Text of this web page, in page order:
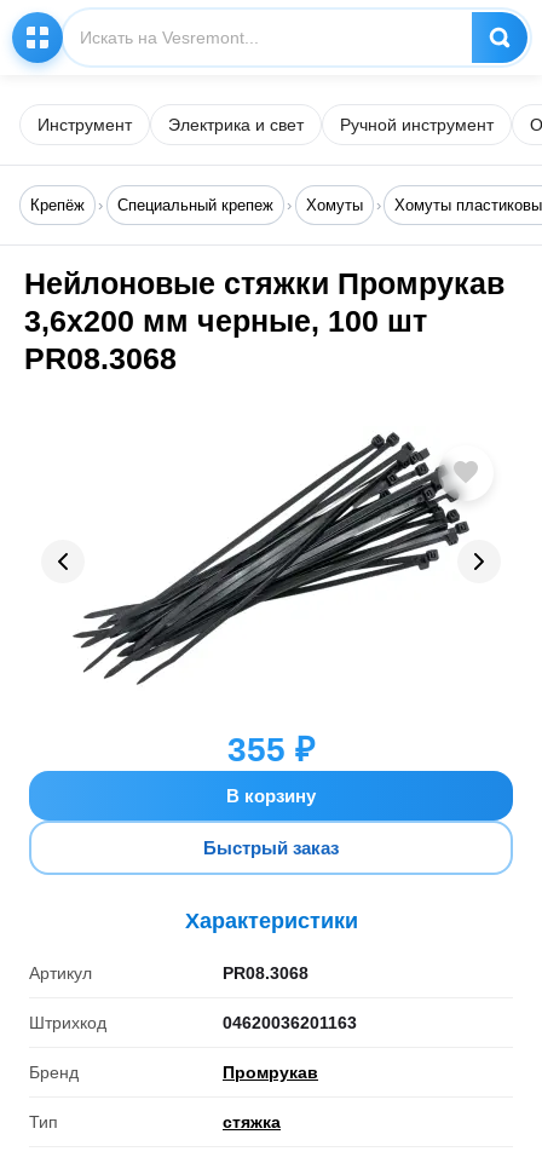
Инструмент Электрика и свет Ручной инструмент
Крепёж Специальный крепеж Хомуты Хомуты
Нейлоновые стяжки Промрукав
3,6x200 мм черные, 100 шт
PR08.3068
355 ₽
В корзину
Быстрый заказ
Характеристики
Артикул PR08.3068
Штрихкод 04620036201163
Бренд Промрукав
Тип стяжка